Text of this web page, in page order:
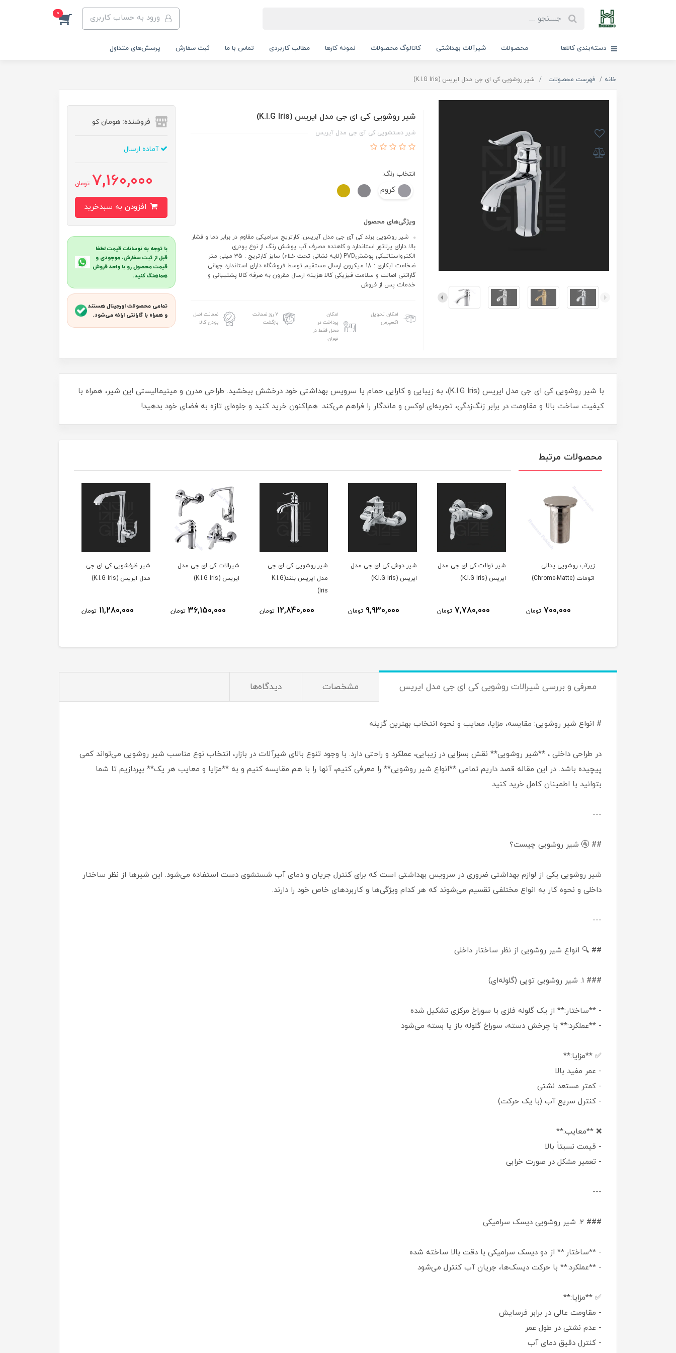
ورود به حساب کاربری 0
دسته‌بندی کالاها محصولات شیرآلات بهداشتی کاتالوگ محصولات نمونه کارها مطالب کاربردی تماس با ما ثبت سفارش پرسش‌های متداول
خانه فهرست محصولات شیر روشویی کی ای جی مدل ایریس (K.I.G Iris)
شیر روشویی کی ای جی مدل ایریس (K.I.G Iris)
شیر دستشویی کی آی جی مدل آیریس
انتخاب رنگ:
کروم
ویژگی‌های محصول
شیر روشویی برند کی آی جی مدل آیریس: کارتریج سرامیکی مقاوم در برابر دما و فشار
بالا دارای پرلاتور استاندارد و کاهنده مصرف آب پوشش رنگ از نوع پودری
الکترواستاتیکی پوششPVD (لایه نشانی تحت خلاء) سایز کارتریج : 35 میلی متر
ضخامت آبکاری : 18 میکرون ارسال مستقیم توسط فروشگاه دارای استاندارد جهانی
گارانتی اصالت و سلامت فیزیکی کالا هزینه ارسال مقرون به صرفه کالا پشتیبانی و
خدمات پس از فروش
امکان تحویل
اکسپرس
امکان
پرداخت در
محل فقط در
تهران
۷ روز ضمانت
بازگشت
ضمانت اصل
بودن کالا
فروشنده: هومان کو
آماده ارسال
7,160,000 تومان
با توجه به نوسانات قیمت لطفا
قبل از ثبت سفارش، موجودی و
قیمت محصول رو با واحد فروش
هماهنگ کنید.
تمامی محصولات اورجینال هستند
و همراه با گارانتی ارائه می‌شود.
با شیر روشویی کی ای جی مدل ایریس (K.I.G Iris)، به زیبایی و کارایی حمام یا سرویس بهداشتی خود درخشش ببخشید. طراحی مدرن و مینیمالیستی این شیر، همراه با
کیفیت ساخت بالا و مقاومت در برابر زنگ‌زدگی، تجربه‌ای لوکس و ماندگار را فراهم می‌کند. هم‌اکنون خرید کنید و جلوه‌ای تازه به فضای خود بدهید!
محصولات مرتبط
زیرآب روشویی پدالی
اتومات (Chrome-Matte)
700,000 تومان
شیر توالت کی ای جی مدل
ایریس (K.I.G Iris)
7,780,000 تومان
شیر دوش کی ای جی مدل
ایریس (K.I.G Iris)
9,930,000 تومان
شیر روشویی کی ای جی
مدل ایریس بلند(K.I.G
Iris)
12,840,000 تومان
شیرالات کی ای جی مدل
ایریس (K.I.G Iris)
36,150,000 تومان
شیر ظرفشویی کی ای جی
مدل ایریس (K.I.G Iris)
11,280,000 تومان
معرفی و بررسی شیرالات روشویی کی ای جی مدل ایریس مشخصات دیدگاه‌ها
# انواع شیر روشویی: مقایسه، مزایا، معایب و نحوه انتخاب بهترین گزینه
در طراحی داخلی ، **شیر روشویی** نقش بسزایی در زیبایی، عملکرد و راحتی دارد. با وجود تنوع بالای شیرآلات در بازار، انتخاب نوع مناسب شیر روشویی می‌تواند کمی
پیچیده باشد. در این مقاله قصد داریم تمامی **انواع شیر روشویی** را معرفی کنیم، آنها را با هم مقایسه کنیم و به **مزایا و معایب هر یک** بپردازیم تا شما
بتوانید با اطمینان کامل خرید کنید.
---
## 🚰 شیر روشویی چیست؟
شیر روشویی یکی از لوازم بهداشتی ضروری در سرویس بهداشتی است که برای کنترل جریان و دمای آب شستشوی دست استفاده می‌شود. این شیرها از نظر ساختار
داخلی و نحوه کار به انواع مختلفی تقسیم می‌شوند که هر کدام ویژگی‌ها و کاربردهای خاص خود را دارند.
---
## 🔍 انواع شیر روشویی از نظر ساختار داخلی
### 1. شیر روشویی توپی (گلوله‌ای)
- **ساختار:** از یک گلوله فلزی با سوراخ مرکزی تشکیل شده
- **عملکرد:** با چرخش دسته، سوراخ گلوله باز یا بسته می‌شود
✅ **مزایا:**
- عمر مفید بالا
- کمتر مستعد نشتی
- کنترل سریع آب (با یک حرکت)
❌ **معایب:**
- قیمت نسبتاً بالا
- تعمیر مشکل در صورت خرابی
---
### 2. شیر روشویی دیسک سرامیکی
- **ساختار:** از دو دیسک سرامیکی با دقت بالا ساخته شده
- **عملکرد:** با حرکت دیسک‌ها، جریان آب کنترل می‌شود
✅ **مزایا:**
- مقاومت عالی در برابر فرسایش
- عدم نشتی در طول عمر
- کنترل دقیق دمای آب